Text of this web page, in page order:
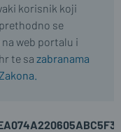
korisnik koji
se
na web portalu i
te sa zabranama